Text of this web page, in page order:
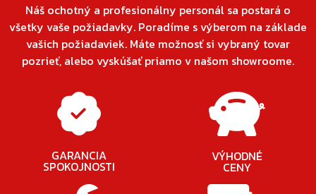
Náš ochotný a profesionálny personál sa postará o
všetky vaše požiadavky. Poradíme s výberom na základe
vašich požiadaviek. Máte možnosť si vybraný tovar
pozrieť, alebo vyskúšať priamo v našom showroome.
GARANCIA
SPOKOJNOSTI
VÝHODNÉ
CENY